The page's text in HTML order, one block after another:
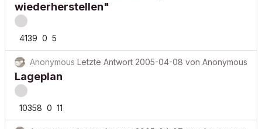
wiederherstellen"
4139 0 5
Anonymous Letzte Antwort 2005-04-08 von Anonymous
Lageplan
10358 0 11